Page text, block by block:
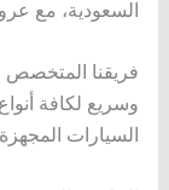
السعودية، مع
فريقنا
وسريع لكافة
السيارات